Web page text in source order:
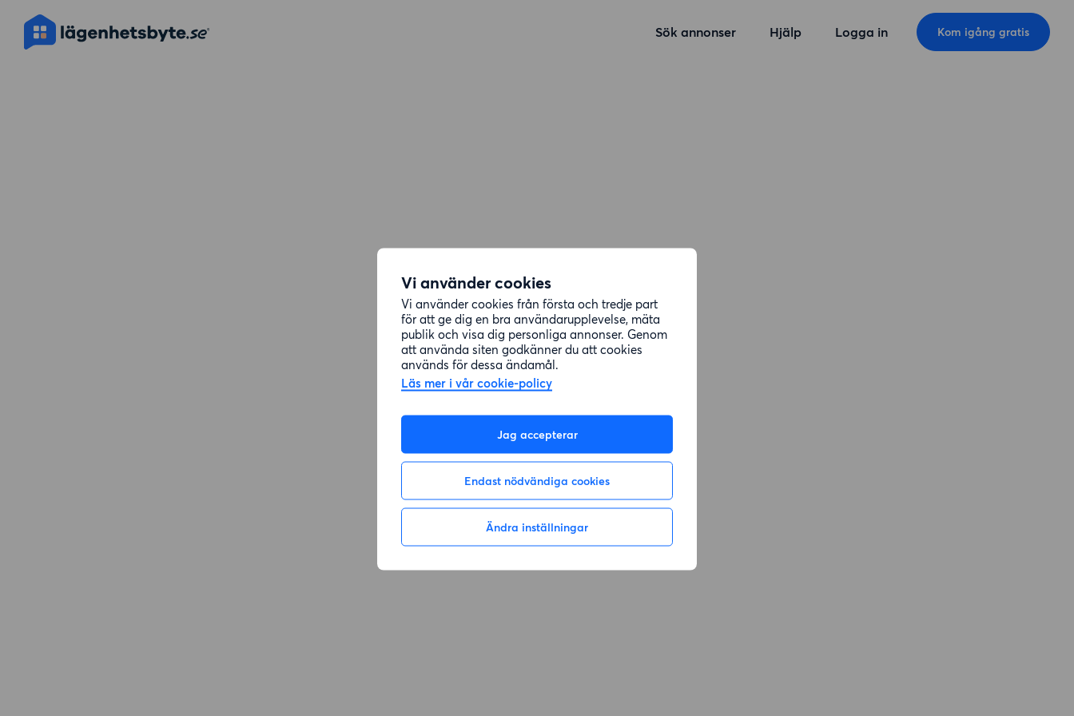
Vi använder cookies
Vi använder cookies från första och tredje part
för att ge dig en bra användarupplevelse, mäta
publik och visa dig personliga annonser. Genom
att använda siten godkänner du att cookies
används för dessa ändamål.
Läs mer i vår cookie-policy
Jag accepterar
Endast nödvändiga cookies
Ändra inställningar
Sök annonser Hjälp Logga in Kom igång gratis